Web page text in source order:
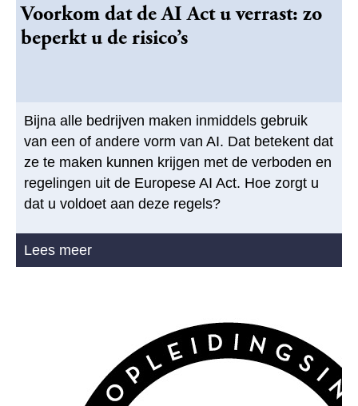
Voorkom dat de AI Act u verrast: zo
beperkt u de risico’s
Bijna alle bedrijven maken inmiddels gebruik
van een of andere vorm van AI. Dat betekent dat
ze te maken kunnen krijgen met de verboden en
regelingen uit de Europese AI Act. Hoe zorgt u
dat u voldoet aan deze regels?
Lees meer